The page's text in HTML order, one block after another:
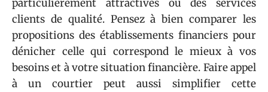
particulièrement attractives ou des services
clients de qualité. Pensez à bien comparer les
propositions des établissements financiers pour
dénicher celle qui correspond le mieux à vos
besoins et à votre situation financière. Faire appel
à un courtier peut aussi simplifier cette